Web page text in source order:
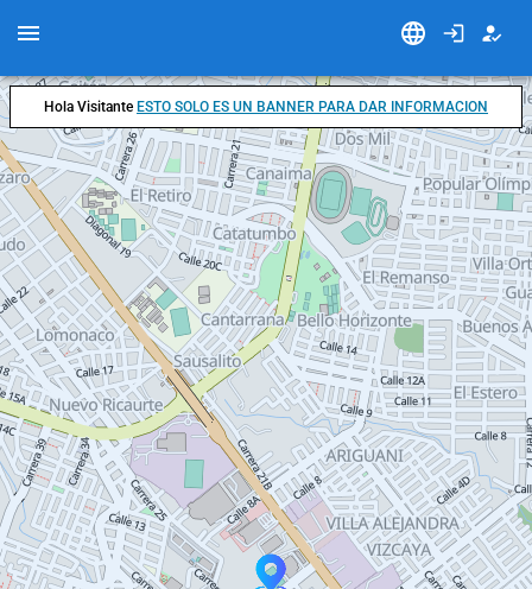
Hola Visitante ESTO SOLO ES UN BANNER PARA DAR INFORMACION